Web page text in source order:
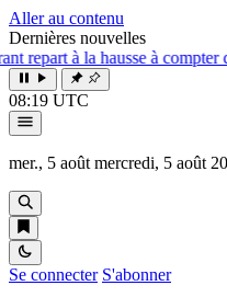
Aller au contenu
Dernières nouvelles
la hausse à compter du 1er
08:19 UTC
mer., 5 août mercredi, 5 août
Se connecter S'abonner